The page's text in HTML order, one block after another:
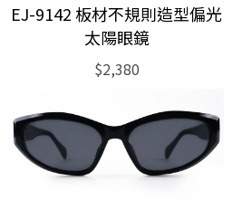
EJ-9142 板材不規則造型偏光
太陽眼鏡
$2,380